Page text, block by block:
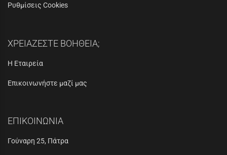
Ρυθμίσεις Cookies
ΧΡΕΙΑΖΕΣΤΕ ΒΟΗΘΕΙΑ;
Η Εταιρεία
Επικοινωνήστε μαζί μας
ΕΠΙΚΟΙΝΩΝΙΑ
Γούναρη 25, Πάτρα